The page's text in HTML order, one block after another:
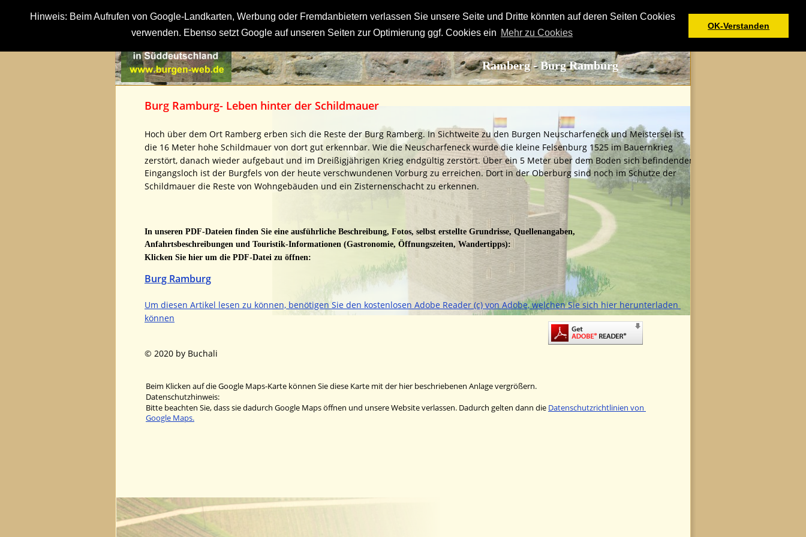
Hinweis: Beim Aufrufen von Google-Landkarten, Werbung oder Fremdanbietern verlassen Sie unsere Seite und Dritte könnten auf deren Seiten Cookies
verwenden. Ebenso setzt Google auf unseren Seiten zur Optimierung ggf. Cookies ein Mehr zu Cookies
OK-Verstanden
Ramberg - Burg Ramburg
Burg Ramburg- Leben hinter der Schildmauer
Hoch über dem Ort Ramberg erben sich die Reste der Burg Ramberg. In Sichtweite zu den Burgen Neuscharfeneck und Meistersel ist
die 16 Meter hohe Schildmauer von dort gut erkennbar. Wie die Neuscharfeneck wurde die kleine Felsenburg 1525 im Bauernkrieg
zerstört, danach wieder aufgebaut und im Dreißigjährigen Krieg endgültig zerstört. Über ein 5 Meter über dem Boden sich befindenden
Eingangsloch ist der Burgfels von der heute verschwundenen Vorburg zu erreichen. Dort in der Oberburg sind noch im Schutze der
Schildmauer die Reste von Wohngebäuden und ein Zisternenschacht zu erkennen.
In unseren PDF-Dateien finden Sie eine ausführliche Beschreibung, Fotos, selbst erstellte Grundrisse, Quellenangaben,
Anfahrtsbeschreibungen und Touristik-Informationen (Gastronomie, Öffnungszeiten, Wandertipps):
Klicken Sie hier um die PDF-Datei zu öffnen:
Burg Ramburg
Um diesen Artikel lesen zu können, benötigen Sie den kostenlosen Adobe Reader (c) von Adobe, welchen Sie sich hier herunterladen
können
© 2020 by Buchali
Beim Klicken auf die Google Maps-Karte können Sie diese Karte mit der hier beschriebenen Anlage vergrößern.
Datenschutzhinweis:
Bitte beachten Sie, dass sie dadurch Google Maps öffnen und unsere Website verlassen. Dadurch gelten dann die Datenschutzrichtlinien von
Google Maps.